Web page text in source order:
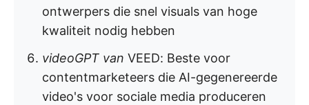
ontwerpers die snel visuals van hoge
kwaliteit nodig hebben
videoGPT van VEED: Beste voor
contentmarketeers die AI-gegenereerde
video's voor sociale media produceren